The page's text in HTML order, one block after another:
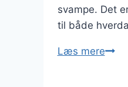
svampe. Det
til både
Læs mereKylling